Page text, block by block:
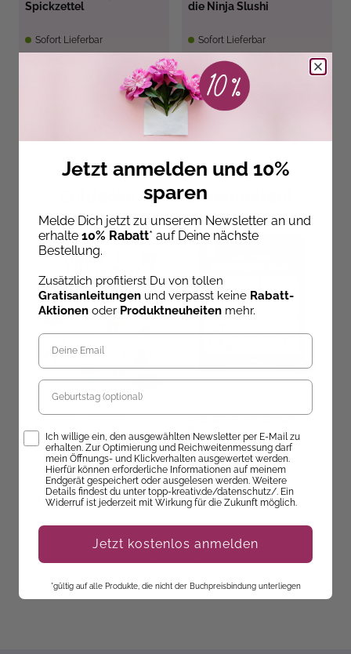
Spickzettel
Sofort Lieferbar
die Ninja Slushi
Sofort Lieferbar
12,99 €
Entdecke unsere Neuheiten!
Doerthe Eisterlehner
Lovely Lanyards häkeln
Sofort Lieferbar
16,99 €
Das große Zentangle-
Buch 2
Ab dem 09.10.26
versandbereit
19,99 €
Jetzt anmelden und 10%
sparen
Melde Dich jetzt zu unserem Newsletter an und
erhalte 10% Rabatt* auf Deine nächste
Bestellung.
Zusätzlich profitierst Du von tollen
Gratisanleitungen und verpasst keine Rabatt-
Aktionen oder Produktneuheiten mehr.
Geburtstag
Opt-InIch willige ein, den ausgewählten Newsletter per E-Mail zu
erhalten. Zur Optimierung und Reichweitenmessung darf
mein Öffnungs- und Klickverhalten ausgewertet werden.
Hierfür können erforderliche Informationen auf meinem
Endgerät gespeichert oder ausgelesen werden. Weitere
Details findest du unter topp-kreativ.de/datenschutz/. Ein
Widerruf ist jederzeit mit Wirkung für die Zukunft möglich.
Jetzt kostenlos anmelden
*gültig auf alle Produkte, die nicht der Buchpreisbindung unterliegen